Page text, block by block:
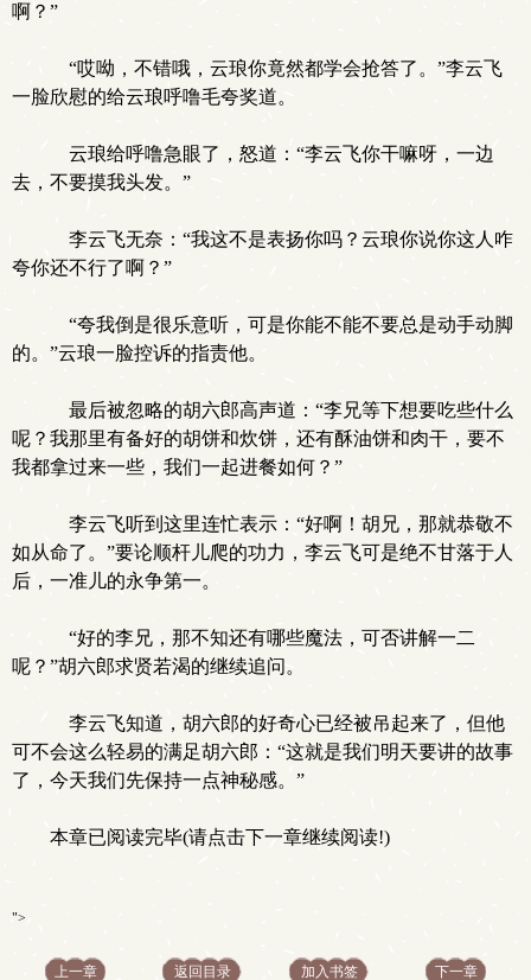
啊？”
“哎呦，不错哦，云琅你竟然都学会抢答了。”李云飞
一脸欣慰的给云琅呼噜毛夸奖道。
云琅给呼噜急眼了，怒道：“李云飞你干嘛呀，一边
去，不要摸我头发。”
李云飞无奈：“我这不是表扬你吗？云琅你说你这人咋
夸你还不行了啊？”
“夸我倒是很乐意听，可是你能不能不要总是动手动脚
的。”云琅一脸控诉的指责他。
最后被忽略的胡六郎高声道：“李兄等下想要吃些什么
呢？我那里有备好的胡饼和炊饼，还有酥油饼和肉干，要不
我都拿过来一些，我们一起进餐如何？”
李云飞听到这里连忙表示：“好啊！胡兄，那就恭敬不
如从命了。”要论顺杆儿爬的功力，李云飞可是绝不甘落于人
后，一准儿的永争第一。
“好的李兄，那不知还有哪些魔法，可否讲解一二
呢？”胡六郎求贤若渴的继续追问。
李云飞知道，胡六郎的好奇心已经被吊起来了，但他
可不会这么轻易的满足胡六郎：“这就是我们明天要讲的故事
了，今天我们先保持一点神秘感。”
本章已阅读完毕(请点击下一章继续阅读!)
">
上一章 返回目录 加入书签 下一章